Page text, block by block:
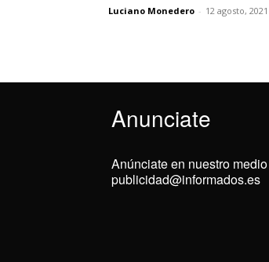
Luciano Monedero - 12 agosto, 2021
Anunciate
Anúnciate en nuestro medio
publicidad@informados.es